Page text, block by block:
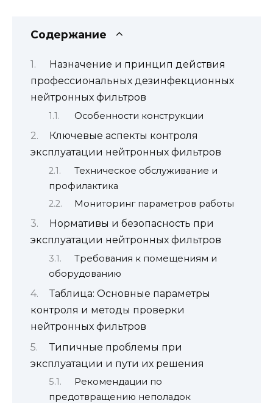
Содержание
Назначение и принцип действия
профессиональных дезинфекционных
нейтронных фильтров
Особенности конструкции
Ключевые аспекты контроля
эксплуатации нейтронных фильтров
Техническое обслуживание и
профилактика
Мониторинг параметров работы
Нормативы и безопасность при
эксплуатации нейтронных фильтров
Требования к помещениям и
оборудованию
Таблица: Основные параметры
контроля и методы проверки
нейтронных фильтров
Типичные проблемы при
эксплуатации и пути их решения
Рекомендации по
предотвращению неполадок